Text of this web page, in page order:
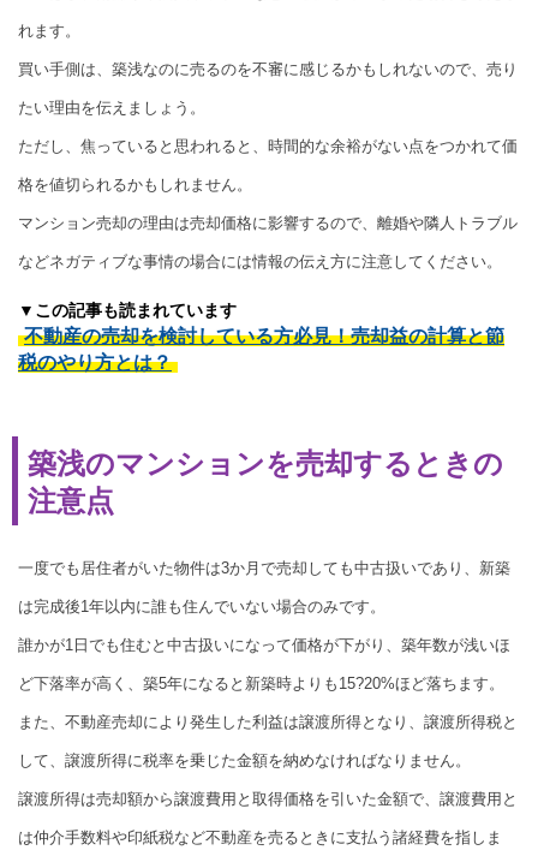
れます。
買い手側は、築浅なのに売るのを不審に感じるかもしれないので、売り
たい理由を伝えましょう。
ただし、焦っていると思われると、時間的な余裕がない点をつかれて価
格を値切られるかもしれません。
マンション売却の理由は売却価格に影響するので、離婚や隣人トラブル
などネガティブな事情の場合には情報の伝え方に注意してください。
▼この記事も読まれています
不動産の売却を検討している方必見！売却益の計算と節
税のやり方とは？
築浅のマンションを売却するときの
注意点
一度でも居住者がいた物件は3か月で売却しても中古扱いであり、新築
は完成後1年以内に誰も住んでいない場合のみです。
誰かが1日でも住むと中古扱いになって価格が下がり、築年数が浅いほ
ど下落率が高く、築5年になると新築時よりも15?20%ほど落ちます。
また、不動産売却により発生した利益は譲渡所得となり、譲渡所得税と
して、譲渡所得に税率を乗じた金額を納めなければなりません。
譲渡所得は売却額から譲渡費用と取得価格を引いた金額で、譲渡費用と
は仲介手数料や印紙税など不動産を売るときに支払う諸経費を指しま